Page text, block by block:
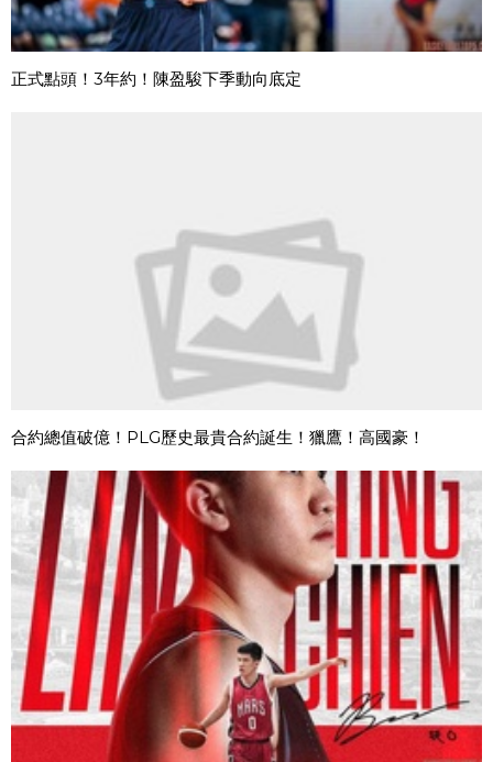
正式點頭！3年約！陳盈駿下季動向底定
合約總值破億！PLG歷史最貴合約誕生！獵鷹！高國豪！